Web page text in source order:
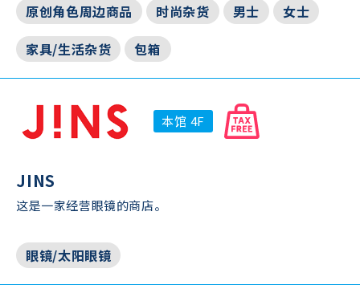
原创角色周边商品 时尚杂货 男士
女士
家具/生活杂货
包箱
本馆 4F
JINS
这是一家经营眼镜的商店。
眼镜/太阳眼镜